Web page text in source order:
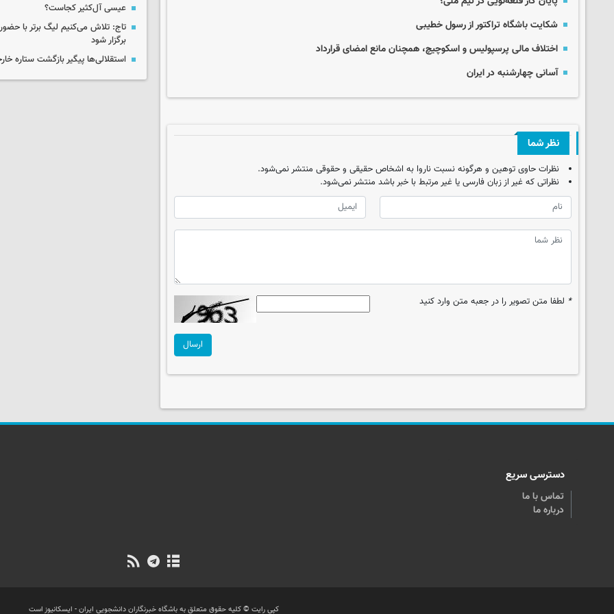
شکایت باشگاه تراکتور از رسول خطیبی
اختلاف مالی پرسپولیس و اسکوچیچ، همچنان مانع امضای قرارداد
آسانی چهارشنبه در ایران
نظر شما
نظرات حاوی توهین و هرگونه نسبت ناروا به اشخاص حقیقی و حقوقی منتشر نمی‌شود.
نظراتی که غیر از زبان فارسی یا غیر مرتبط با خبر باشد منتشر نمی‌شود.
* لطفا متن تصویر را در جعبه متن وارد کنید
ارسال
عیسی آل‌کثیر کجاست؟
تاج: تلاش می‌کنیم لیگ برتر با حضور
برگزار شود
استقلالی‌ها پیگیر بازگشت ستاره
دسترسی سریع
تماس با ما
درباره ما
کپی رایت © کلیه حقوق متعلق به باشگاه خبرنگاران دانشجویی ایران - ایسکانیوز است